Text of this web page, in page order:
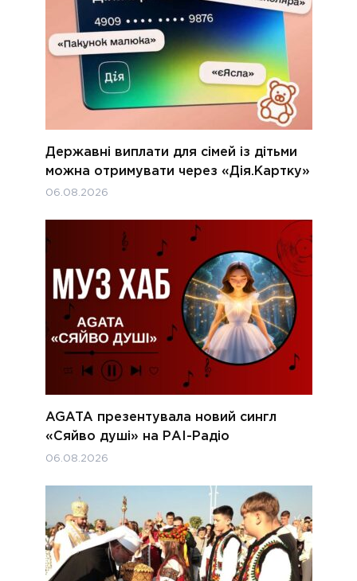
Державні виплати для сімей із дітьми
можна отримувати через «Дія.Картку»
06.08.2026
AGATA презентувала новий сингл
«Сяйво душі» на РАІ-Радіо
06.08.2026